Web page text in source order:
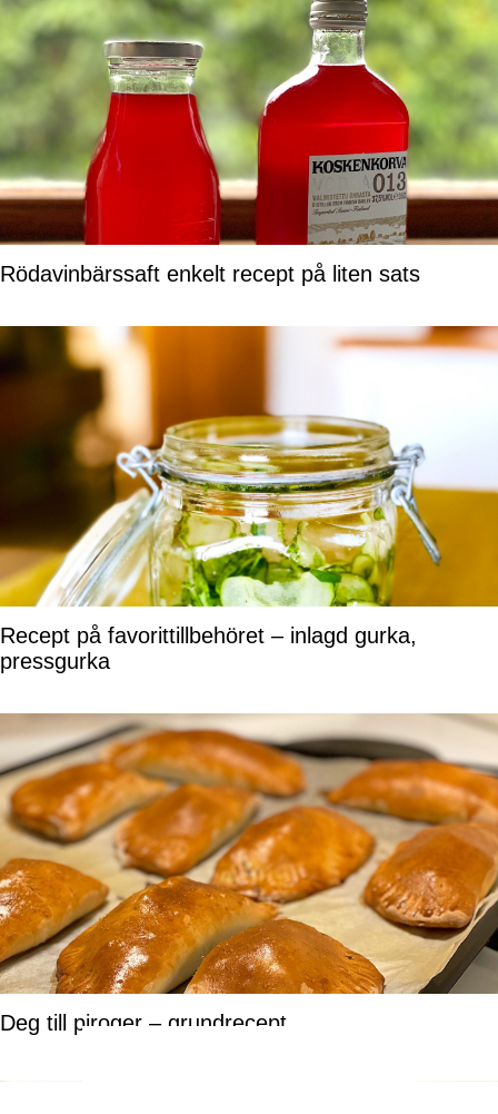
Rödavinbärssaft enkelt recept på liten sats
Recept på favorittillbehöret – inlagd gurka,
pressgurka
Deg till piroger – grundrecept